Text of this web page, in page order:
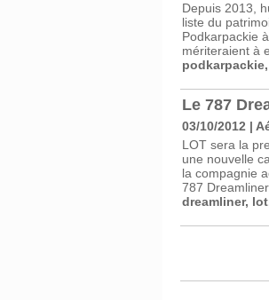
Depuis 2013,
liste du
Podkarpackie
mériteraient à
podkarpackie,
Le 787
03/10/2012 |
LOT sera la
une nouvelle
la compagnie
787
dreamliner, lot